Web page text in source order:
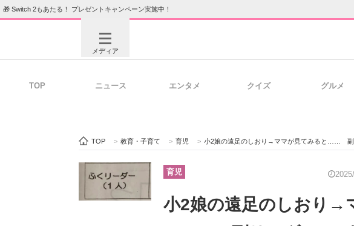
🎁 Switch 2もあたる！ プレゼントキャンペーン実施中！
メディア
ビジネスと働き方のヒント
TOP ニュース エンタメ クイズ グルメ
TOP > 教育・子育て > 育児 > 小2娘の遠足のしおり→ママが見てみると…… 副リーダーの“ま
育児
小2娘の遠足のしおり→